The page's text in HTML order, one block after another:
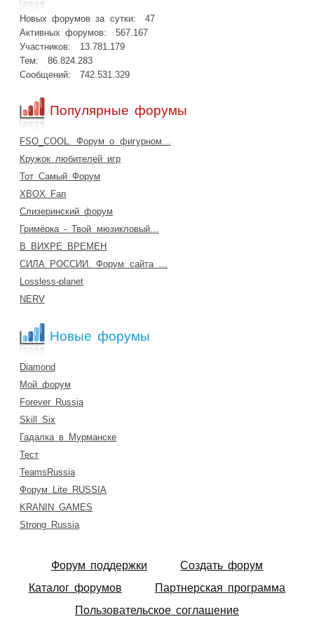
Новых форумов за сутки:
47
Активных форумов:
567.167
Участников:
13.781.179
Тем:
86.824.283
Сообщений:
742.531.329
Популярные форумы
FSO_COOL. Форум о фигурном…
Кружок любителей игр
Тот Самый Форум
XBOX Fan
Слизеринский форум
Гримёрка - Твой мюзикловый…
В ВИХРЕ ВРЕМЕН
СИЛА РОССИИ. Форум сайта …
Lossless-planet
NERV
Новые форумы
Diamond
Мой форум
Forever Russia
Skill Six
Гадалка в Мурманске
Тест
TeamsRussia
Форум Lite RUSSIA
KRANIN GAMES
Strong Russia
Форум поддержки
Создать форум
Каталог форумов
Партнерская программа
Пользовательское соглашение